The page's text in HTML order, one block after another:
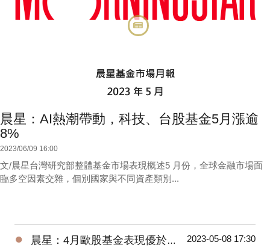
晨星：AI熱潮帶動，科技、台股基金5月漲逾
8%
2023/06/09 16:00
文/晨星台灣研究部整體基金市場表現概述5 月份，全球金融市場面
臨多空因素交雜，個別國家與不同資產類別...
● 晨星：4月歐股基金表現優於美股、亞股，債券基金漲跌不一 2023-05-08 17:30